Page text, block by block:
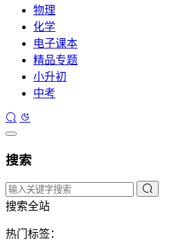
物理
化学
电子课本
精品专题
小升初
中考
搜索
搜索全站
热门标签：